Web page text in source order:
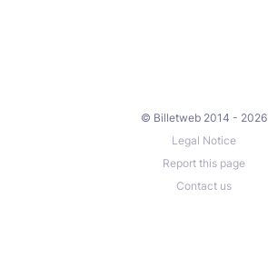
© Billetweb 2014 - 2026
Legal Notice
Report this page
Contact us